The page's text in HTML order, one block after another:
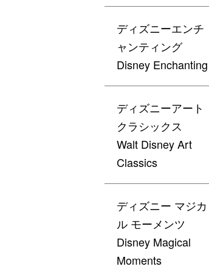
ディズニーエンチ
ャンティング
Disney Enchanting
ディズニーアート
クラシックス
Walt Disney Art
Classics
ディズニー マジカ
ル モーメンツ
Disney Magical
Moments